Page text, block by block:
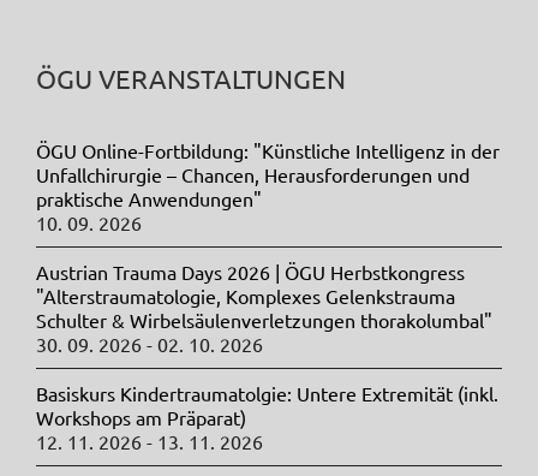
ÖGU VERANSTALTUNGEN
ÖGU Online-Fortbildung: "Künstliche Intelligenz in der
Unfallchirurgie – Chancen, Herausforderungen und
praktische Anwendungen"
10. 09. 2026
Austrian Trauma Days 2026 | ÖGU Herbstkongress
"Alterstraumatologie, Komplexes Gelenkstrauma
Schulter & Wirbelsäulenverletzungen thorakolumbal"
30. 09. 2026 - 02. 10. 2026
Basiskurs Kindertraumatolgie: Untere Extremität (inkl.
Workshops am Präparat)
12. 11. 2026 - 13. 11. 2026